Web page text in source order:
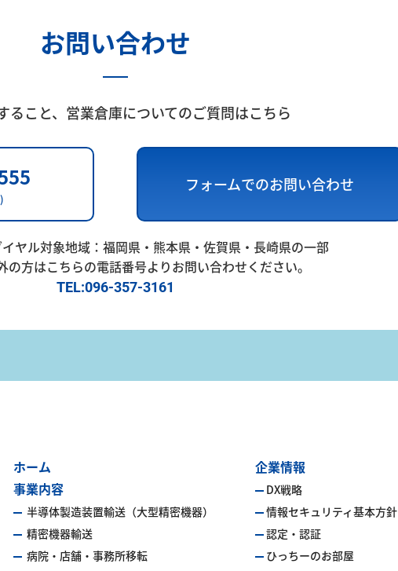
お問い合わせ
こと、 営業倉庫についてのご質問はこちら
フォームでのお問い合わせ
ヤル対象地域： 福岡県・熊本県・佐賀県・長崎県の一部
の方はこちらの電話番号よりお問い合わせください。
TEL:096-357-3161
ホーム
事業内容
半導体製造装置輸送（大型精密機器）
精密機器輸送
病院・店舗・事務所移転
企業情報
DX戦略
情報セキュリティ基本方針
認定・認証
ひっちーのお部屋